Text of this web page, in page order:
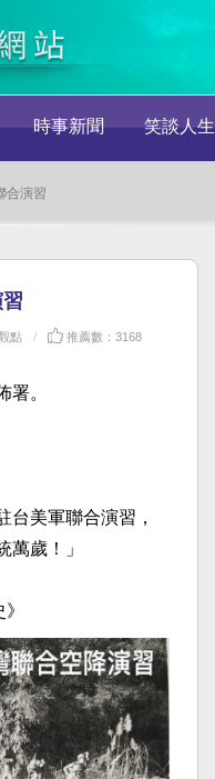
時事新聞 笑談人生
合演習
點 推薦數：3168
署。
台美軍聯合演習，
萬歲！」